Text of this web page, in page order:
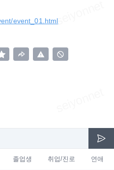
event_01.html
졸업생 취업/진로 연애